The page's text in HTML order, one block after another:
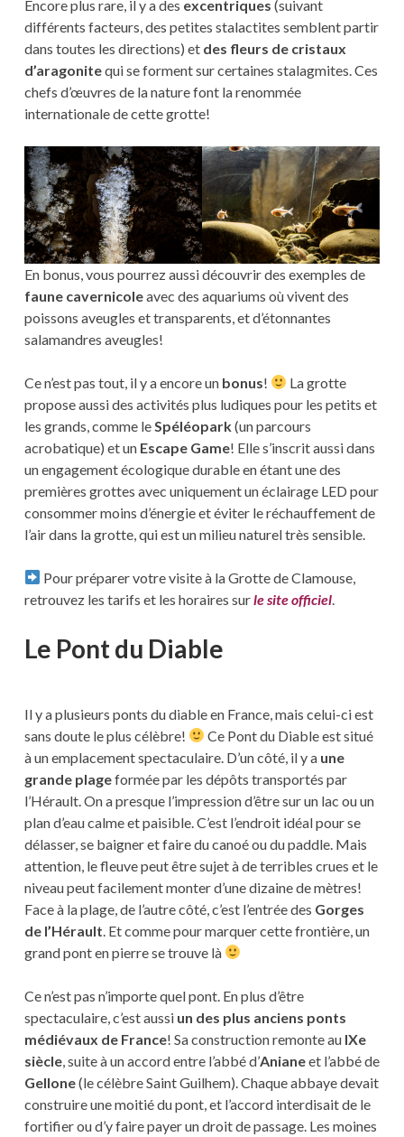
Encore plus rare, il y a des excentriques (suivant
différents facteurs, des petites stalactites semblent partir
dans toutes les directions) et des fleurs de cristaux
d’aragonitequi se forment sur certaines stalagmites. Ces
chefs d’œuvres de la nature font la renommée
internationale de cette grotte!
En bonus, vous pourrez aussi découvrir des exemples de
faune cavernicoleavec des aquariums où vivent des
poissons aveugles et transparents, et d’étonnantes
salamandres aveugles!
Ce n’est pas tout, il y a encore un bonus!
La grotte
propose aussi des activités plus ludiques pour les petits et
les grands, comme leSpéléopark(un parcours
acrobatique) et un Escape Game! Elle s’inscrit aussi dans
un engagement écologique durable en étant une des
premières grottes avec uniquement un éclairage LED pour
consommer moins d’énergie et éviter le réchauffement de
l’air dans la grotte, qui est un milieu naturel très sensible.
Pour préparer votre visite à la Grotte de Clamouse,
retrouvez les tarifs et les horaires surle site officiel.
Le Pont du Diable
Il y a plusieurs ponts du diable en France, mais celui-ci est
sans doute le plus célèbre!
Ce Pont du Diable est situé
à un emplacement spectaculaire. D’un côté, il y a une
grande plageformée par les dépôts transportés par
l’Hérault. On a presque l’impression d’être sur un lac ou un
plan d’eau calme et paisible. C’est l’endroit idéal pour se
délasser, se baigner et faire du canoé ou du paddle. Mais
attention, le fleuve peut être sujet à de terribles crues et le
niveau peut facilement monter d’une dizaine de mètres!
Face à la plage, de l’autre côté, c’est l’entrée des Gorges
de l’Hérault. Et comme pour marquer cette frontière, un
grand pont en pierre se trouve là
Ce n’est pas n’importe quel pont. En plus d’être
spectaculaire, c’est aussi un des plus anciens ponts
médiévaux de France! Sa construction remonte au IXe
siècle, suite à un accord entre l’abbé d’Anianeet l’abbé de
Gellone(le célèbre Saint Guilhem). Chaque abbaye devait
construire une moitié du pont, et l’accord interdisait de le
fortifier ou d’y faire payer un droit de passage. Les moines